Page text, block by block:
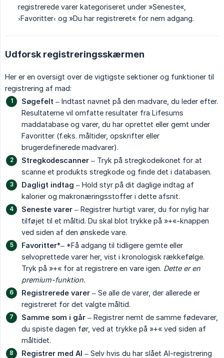
registrerede varer kategoriseret under »Seneste«,
›Favoritter‹ og »Du har registreret« for nem adgang.
Udforsk registreringsskærmen
Her er en oversigt over de vigtigste sektioner og funktioner til
registrering af mad:
Søgefelt – Indtast navnet på den madvare, du leder efter.
Resultaterne vil omfatte resultater fra Lifesums
maddatabase og varer, du har oprettet eller gemt under
Favoritter (f.eks. måltider, opskrifter eller
brugerdefinerede madvarer).
Stregkodescanner – Tryk på stregkodeikonet for at
scanne et produkts stregkode og finde det i databasen.
Dagligt indtag – Hold styr på dit daglige indtag af
kalorier og makronæringsstoffer i dette afsnit.
Seneste varer – Registrer hurtigt varer, du for nylig har
tilføjet til et måltid. Du skal blot trykke på »+«-knappen
ved siden af den ønskede vare.
Favoritter*– *Få adgang til tidligere gemte eller
selvoprettede varer her, vist i kronologisk rækkefølge.
Tryk på »+« for at registrere en vare igen. Dette er en
premium-funktion.
Registrerede varer – Se alle de varer, der allerede er
registreret for det valgte måltid.
Samme som i går – Registrer nemt de samme fødevarer,
du spiste dagen før, ved at trykke på »+« ved siden af
måltidet.
Registrer med AI – Selv hvis du har slået AI-registrering